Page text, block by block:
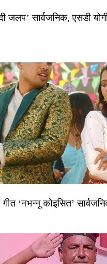
जलप’ सार्वजनिक, एसडी
गीत ‘नभन्नू कोइसित’